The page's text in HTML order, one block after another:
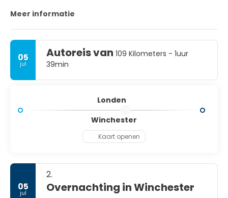
London, de historische nederzetting van Greenwich, de
uit het Palace of Westminster, Westminster Abbey en
Saint Margaret's Church.
Meer informatie
05
jul
Autoreis van 109 Kilometers - 1uur
39min
Londen
Winchester
Kaart openen
05
jul
2.
Overnachting in Winchester